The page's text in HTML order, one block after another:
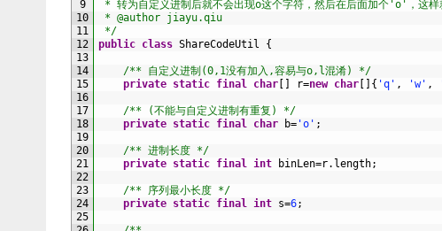
9
10
11
12
13
14
15
16
17
18
19
20
21
22
23
24
25
* 转为自定义进制后就不会出现o这个字符，然后在后面加个'o'，这
* @author jiayu.qiu
*/
public class ShareCodeUtil {
/** 自定义进制(0,1没有加入,容易与o,l混淆) */
private static final char r=new char { 'q' , 'w' ,
/** (不能与自定义进制有重复) */
private static final char b= 'o' ;
/** 进制长度 */
private static final int binLen=r. length;
/** 序列最小长度 */
private static final int s=6;